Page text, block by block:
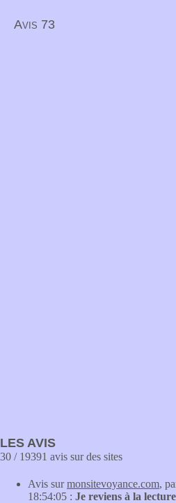
Avis 73
LES AVIS
30 / 19391 avis sur des sites
Avis surmonsitevoyance.com,
18:54:05 : Je reviens à la